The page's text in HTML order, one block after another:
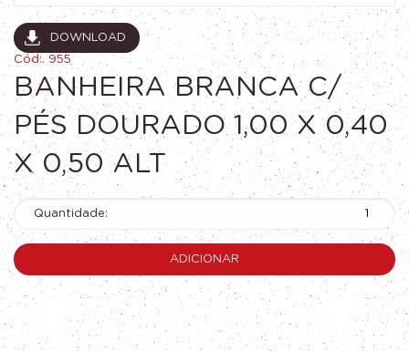
DOWNLOAD
Cód:. 955
BANHEIRA BRANCA C/
PÉS DOURADO 1,00 X 0,40
X 0,50 ALT
Quantidade:
ADICIONAR